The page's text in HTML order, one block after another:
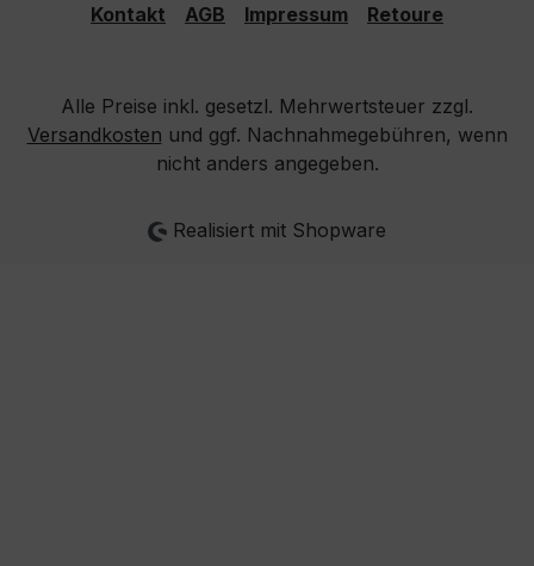
Kontakt AGB Impressum Retoure
Alle Preise inkl. gesetzl. Mehrwertsteuer zzgl.
Versandkosten und ggf. Nachnahmegebühren, wenn
nicht anders angegeben.
Realisiert mit Shopware